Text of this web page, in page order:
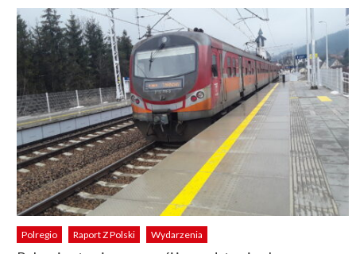
Polregio Raport Z Polski Wydarzenia